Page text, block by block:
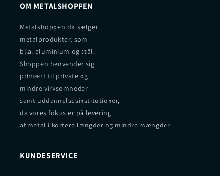
OM METALSHOPPEN
Metalshoppen.dk sælger
metalprodukter, som
bl.a. aluminium og stål.
Shoppen henvender sig
primært til private og
mindre virksomheder
samt uddannelsesinstitutioner,
da vores fokus er på levering
af metal i kortere længder og mindre mængder.
KUNDESERVICE